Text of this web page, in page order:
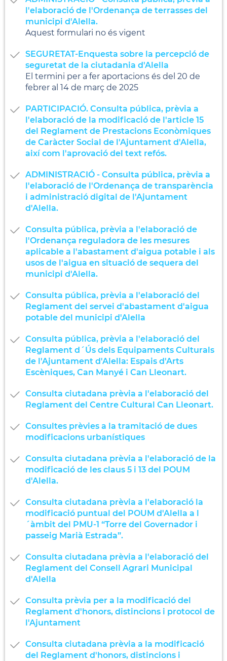
l'elaboració de l'Ordenança de terrasses del
municipi d'Alella.
Aquest formulari no és vigent
SEGURETAT-Enquesta sobre la percepció de
seguretat de la ciutadania d'Alella
El termini per a fer aportacions és del 20 de
febrer al 14 de març de 2025
PARTICIPACIÓ. Consulta pública, prèvia a
l'elaboració de la modificació de l'article 15
del Reglament de Prestacions Econòmiques
de Caràcter Social de l'Ajuntament d'Alella,
així com l'aprovació del text refós.
ADMINISTRACIÓ - Consulta pública, prèvia a
l'elaboració de l'Ordenança de transparència
i administració digital de l'Ajuntament
d'Alella.
Consulta pública, prèvia a l'elaboració de
l'Ordenança reguladora de les mesures
aplicable a l'abastament d'aigua potable i als
usos de l'aigua en situació de sequera del
municipi d'Alella.
Consulta pública, prèvia a l'elaboració del
Reglament del servei d'abastament d'aigua
potable del municipi d'Alella
Consulta pública, prèvia a l'elaboració del
Reglament d´Ús dels Equipaments Culturals
de l'Ajuntament d'Alella: Espais d'Arts
Escèniques, Can Manyé i Can Lleonart.
Consulta ciutadana prèvia a l'elaboració del
Reglament del Centre Cultural Can Lleonart.
Consultes prèvies a la tramitació de dues
modificacions urbanístiques
Consulta ciutadana prèvia a l'elaboració de la
modificació de les claus 5 i 13 del POUM
d'Alella.
Consulta ciutadana prèvia a l'elaboració la
modificació puntual del POUM d'Alella a l
´àmbit del PMU-1 “Torre del Governador i
passeig Marià Estrada”.
Consulta ciutadana prèvia a l'elaboració del
Reglament del Consell Agrari Municipal
d'Alella
Consulta prèvia per a la modificació del
Reglament d'honors, distincions i protocol de
l'Ajuntament
Consulta ciutadana prèvia a la modificació
del Reglament d'honors, distincions i